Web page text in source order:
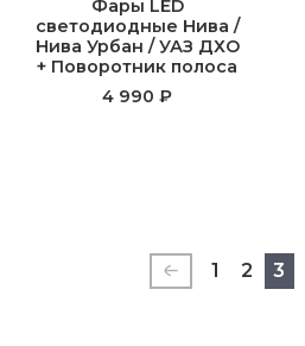
Фары LED
светодиодные Нива /
Нива Урбан / УАЗ ДХО
+ Поворотник полоса
4 990 ₽
1 2 3